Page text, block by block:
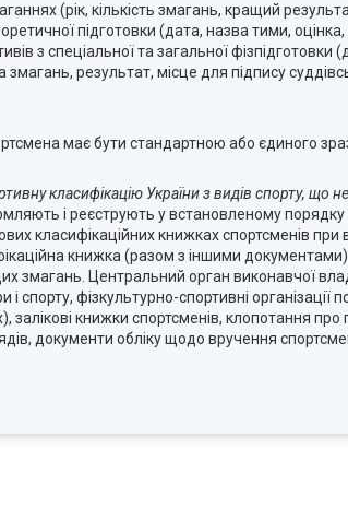
(рік, кількість змагань, кращий
підготовки (дата, назва тими,
з спеціальної та загальної
результат, місце для підпису
має бути стандартною або єдиного
класифікацію України з видів спорту, що
і реєструють у встановленому порядку
класифікаційних книжках спортсменів
книжка (разом з іншими
змагань. Центральний орган виконавчої
і спорту, фізкультурно-спортивні
залікові книжки спортсменів, клопотання
документи обліку щодо вручення